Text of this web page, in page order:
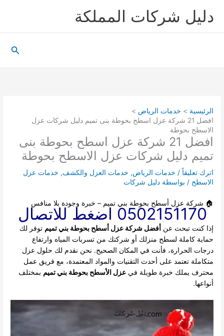
دليل شركات المملكة
الرئيسية
خدمات الرياض
افضل 21 شركة عزل اسطح بحوطة بنى تميم دليل شركات عزل
الاسطح بحوطة
افضل 21 شركة عزل اسطح بحوطة بنى
تميم دليل شركات عزل الاسطح بحوطة
اترك تعليقاً / خدمات الرياض, خدمات العزل والكشف, خدمات عزل
الاسطح / بواسطة دليل شركات
🏠 شركة عزل أسطح بحوطة بني تميم – خبرة وجودة بلا منافس
0502151170 اضغط للاتصال
إذا كنت تبحث عن أفضل شركة عزل أسطح بحوطة بني تميم توفر لك
حماية كاملة لسطح منزلك أو شركتك من تسربات المياه وارتفاع
درجات الحرارة، فأنت في المكان الصحيح. نحن نقدم لك حلول عزل
متكاملة تعتمد على أحدث التقنيات والمواد المعتمدة، مع فريق عمل
محترف يملك خبرة طويلة فيعزل الأسطح بحوطة بني تميم بمختلف
أنواعها.